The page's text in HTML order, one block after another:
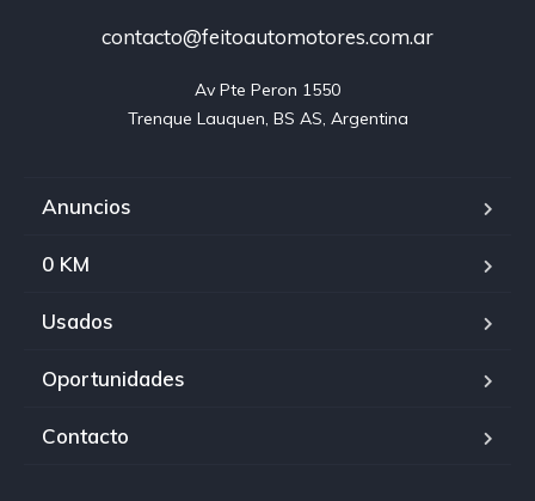
contacto@feitoautomotores.com.ar
Av Pte Peron 1550
Trenque Lauquen, BS AS, Argentina
Anuncios
0 KM
Usados
Oportunidades
Contacto